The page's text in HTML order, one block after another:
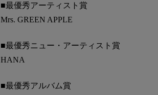
■最優秀アーティスト賞
Mrs. GREEN APPLE
■最優秀ニュー・アーティスト賞
HANA
■最優秀アルバム賞